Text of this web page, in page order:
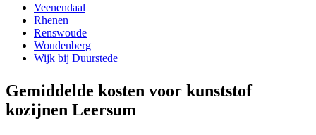
Veenendaal
Rhenen
Renswoude
Woudenberg
Wijk bij Duurstede
Gemiddelde kosten voor kunststof
kozijnen Leersum